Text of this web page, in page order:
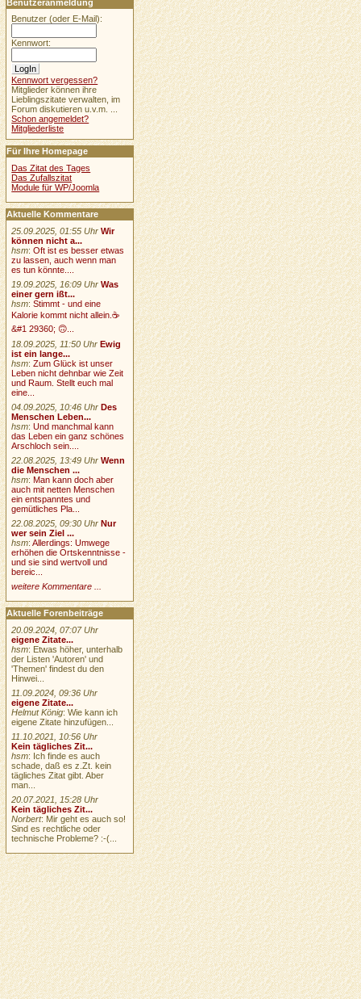
Benutzeranmeldung
Benutzer (oder E-Mail):
Kennwort:
Kennwort vergessen?
Mitglieder können ihre
Lieblingszitate verwalten, im
Forum diskutieren u.v.m. ...
Schon angemeldet?
Mitgliederliste
Für Ihre Homepage
Das Zitat des Tages
Das Zufallszitat
Module für WP/Joomla
Aktuelle Kommentare
25.09.2025, 01:55 Uhr Wir
können nicht a...
hsm:Oft ist es besser etwas
zu lassen, auch wenn man
es tun könnte....
19.09.2025, 16:09 Uhr Was
einer gern ißt...
hsm:Stimmt - und eine
Kalorie kommt nicht allein.☕
&#1 29360; 🙃...
18.09.2025, 11:50 Uhr Ewig
ist ein lange...
hsm:Zum Glück ist unser
Leben nicht dehnbar wie Zeit
und Raum. Stellt euch mal
eine...
04.09.2025, 10:46 Uhr Des
Menschen Leben...
hsm:Und manchmal kann
das Leben ein ganz schönes
Arschloch sein....
22.08.2025, 13:49 Uhr Wenn
die Menschen ...
hsm:Man kann doch aber
auch mit netten Menschen
ein entspanntes und
gemütliches Pla...
22.08.2025, 09:30 Uhr Nur
wer sein Ziel ...
hsm:Allerdings: Umwege
erhöhen die Ortskenntnisse -
und sie sind wertvoll und
bereic...
weitere Kommentare ...
Aktuelle Forenbeiträge
20.09.2024, 07:07 Uhr
eigene Zitate...
hsm: Etwas höher, unterhalb
der Listen 'Autoren' und
'Themen' findest du den
Hinwei...
11.09.2024, 09:36 Uhr
eigene Zitate...
Helmut König: Wie kann ich
eigene Zitate hinzufügen...
11.10.2021, 10:56 Uhr
Kein tägliches Zit...
hsm: Ich finde es auch
schade, daß es z.Zt. kein
tägliches Zitat gibt. Aber
man...
20.07.2021, 15:28 Uhr
Kein tägliches Zit...
Norbert: Mir geht es auch so!
Sind es rechtliche oder
technische Probleme? :-(...